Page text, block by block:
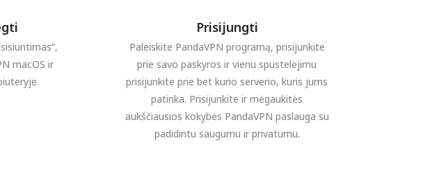
macOS ir
Prisijungti
Paleiskite PandaVPN programą, prisijunkite
prie savo paskyros ir vienu spustelėjimu
prisijunkite prie bet kurio serverio, kuris jums
patinka. Prisijunkite ir mėgaukitės
aukščiausios kokybės PandaVPN paslauga su
padidintu saugumu ir privatumu.